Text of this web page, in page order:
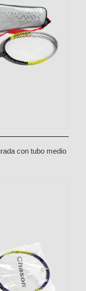
con tubo medio